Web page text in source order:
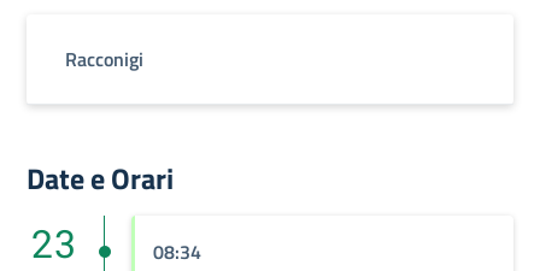
Racconigi
Date e Orari
23 08:34